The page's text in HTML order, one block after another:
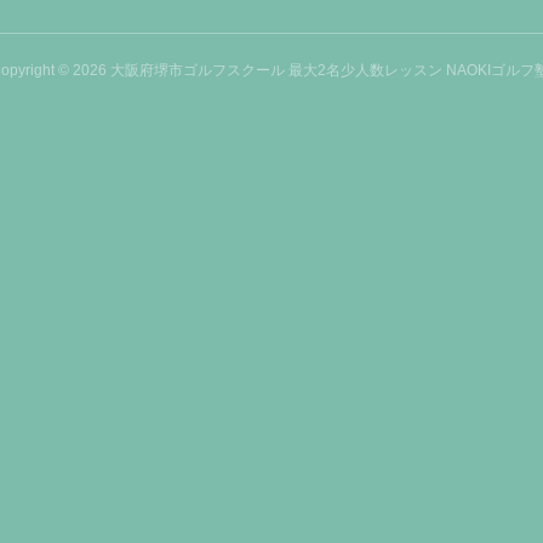
© 2026 大阪府堺市ゴルフスクール 最大2名少人数レッスン NAOKIゴルフ